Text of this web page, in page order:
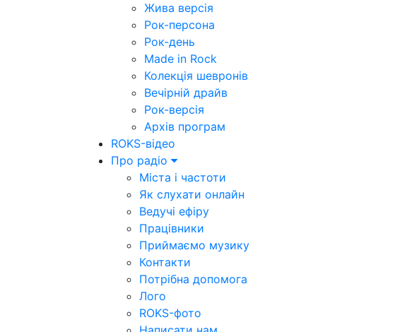
Жива версія
Рок-персона
Рок-день
Made in Rock
Колекція шевронів
Вечірній драйв
Рок-версія
Архів програм
ROKS-відео
Про радіо
Міста і частоти
Як слухати онлайн
Ведучі ефіру
Працівники
Приймаємо музику
Контакти
Потрібна допомога
Лого
ROKS-фото